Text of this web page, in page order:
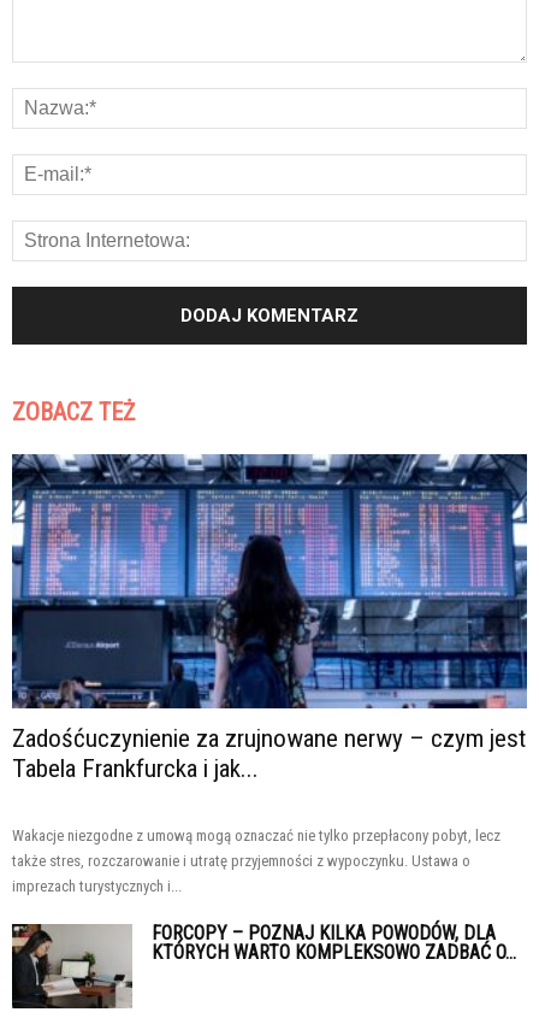
ZOBACZ TEŻ
Zadośćuczynienie za zrujnowane nerwy – czym jest
Tabela Frankfurcka i jak...
Wakacje niezgodne z umową mogą oznaczać nie tylko przepłacony pobyt, lecz
także stres, rozczarowanie i utratę przyjemności z wypoczynku. Ustawa o
imprezach turystycznych i...
FORCOPY – POZNAJ KILKA POWODÓW, DLA
KTÓRYCH WARTO KOMPLEKSOWO ZADBAĆ O...